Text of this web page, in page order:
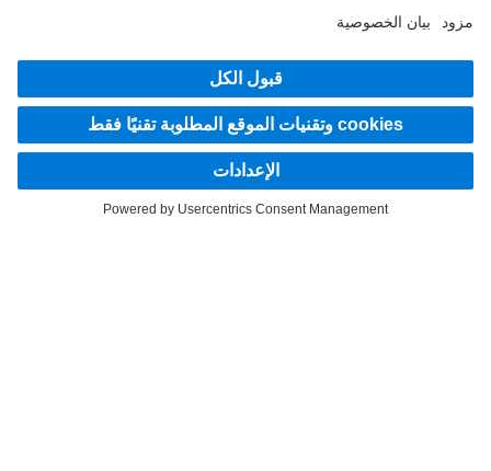
LANGUAGE
AR
EN